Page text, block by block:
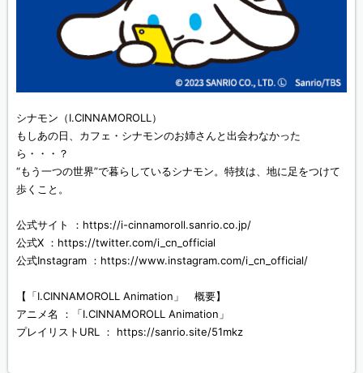
シナモン（I.CINNAMOROLL）
もしあの日、カフェ・シナモンのお姉さんと出会わなかった
ら・・・？
“もう一つの世界”で暮らしているシナモン。特技は、地に足をつけて
歩くこと。
公式サイト ：https://i-cinnamoroll.sanrio.co.jp/
公式X ：https://twitter.com/i_cn_official
公式Instagram ：https://www.instagram.com/i_cn_official/
【「I.CINNAMOROLL Animation」 概要】
アニメ名 ：「I.CINNAMOROLL Animation」
プレイリストURL ： https://sanrio.site/51mkz